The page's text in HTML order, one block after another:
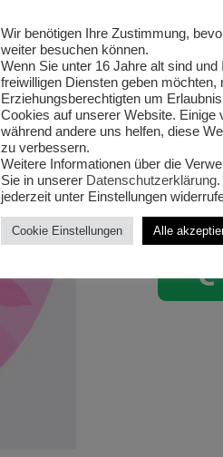
€
Wir benötigen Ihre Zustimmung,
weiter besuchen können.
Wenn Sie unter 16 Jahre alt sind
freiwilligen Diensten geben möchten,
Erziehungsberechtigten um
Cookies auf unserer Website. Einige
während andere uns helfen, diese
zu verbessern.
Weitere Informationen über die
Sie in unserer Datenschutzerklärung
jederzeit unter Einstellungen
Cookie Einstellungen Alle